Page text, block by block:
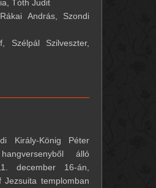
Tóth Judit
András, Szondi
Szélpál Szilveszter,
Király-König Péter
álló
december 16-án,
templomban